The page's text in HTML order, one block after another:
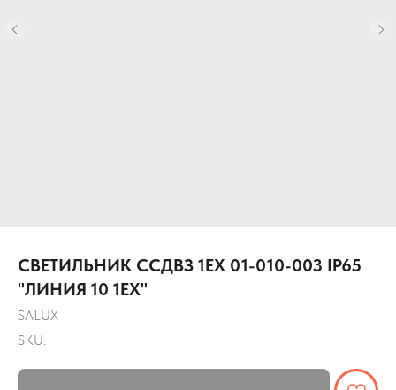
СВЕТИЛЬНИК ССДВЗ 1ЕХ 01-010-003 IP65
"ЛИНИЯ 10 1ЕХ"
SALUX
SKU: